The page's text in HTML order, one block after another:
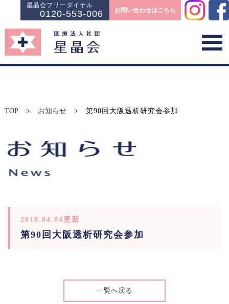
星晶会フリーダイヤル
0120-553-006 お問い合わせはこちら
TOP > お知らせ > 第90回大阪透析研究会参加
2018.04.04更新
第90回大阪透析研究会参加
一覧へ戻る